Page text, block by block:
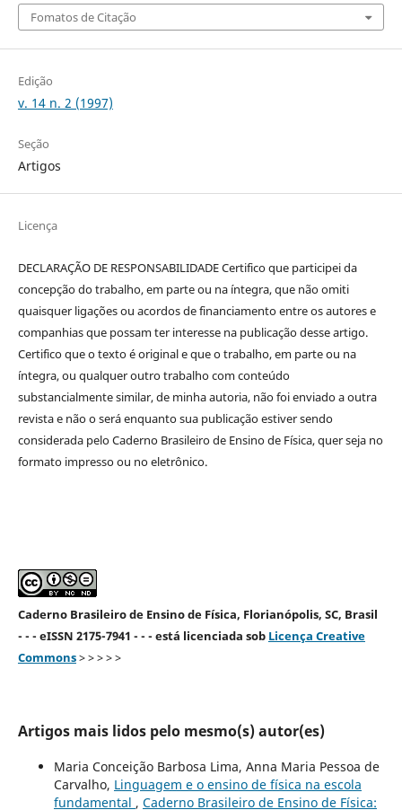
Fomatos de Citação
Edição
v. 14 n. 2 (1997)
Seção
Artigos
Licença
DECLARAÇÃO DE RESPONSABILIDADE Certifico que participei da
concepção do trabalho, em parte ou na íntegra, que não omiti
quaisquer ligações ou acordos de financiamento entre os autores e
companhias que possam ter interesse na publicação desse artigo.
Certifico que o texto é original e que o trabalho, em parte ou na
íntegra, ou qualquer outro trabalho com conteúdo
substancialmente similar, de minha autoria, não foi enviado a outra
revista e não o será enquanto sua publicação estiver sendo
considerada pelo Caderno Brasileiro de Ensino de Física, quer seja no
formato impresso ou no eletrônico.
Caderno Brasileiro de Ensino de Física, Florianópolis, SC, Brasil
- - - eISSN 2175-7941 - - - está licenciada sob Licença Creative
Commons> > > > >
Artigos mais lidos pelo mesmo(s) autor(es)
Maria Conceição Barbosa Lima, Anna Maria Pessoa de
Carvalho, Linguagem e o ensino de física na escola
fundamental , Caderno Brasileiro de Ensino de Física: